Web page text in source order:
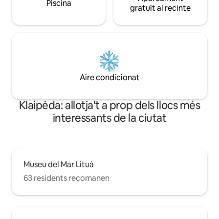
Piscina
gratuït al recinte
Aire condicionat
Klaipėda: allotja't a prop dels llocs més
interessants de la ciutat
Museu del Mar Lituà
63 residents recomanen